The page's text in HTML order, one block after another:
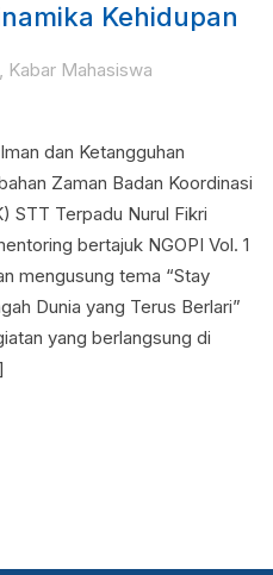
Kehidupan
, Kabar Mahasiswa
dan Ketangguhan
Zaman Badan Koordinasi
STT Terpadu Nurul Fikri
bertajuk NGOPI Vol. 1
mengusung tema “Stay
Dunia yang Terus Berlari”
yang berlangsung di